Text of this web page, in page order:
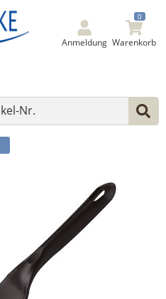
Anmeldung
0
Warenkorb